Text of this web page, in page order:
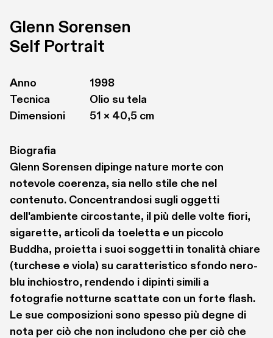
Glenn Sorensen
Self Portrait
Anno
1998
Tecnica
Olio su tela
Dimensioni
51 × 40,5 cm
Biografia
Glenn Sorensen dipinge nature morte con
notevole coerenza, sia nello stile che nel
contenuto. Concentrandosi sugli oggetti
dell'ambiente circostante, il più delle volte fiori,
sigarette, articoli da toeletta e un piccolo
Buddha, proietta i suoi soggetti in tonalità chiare
(turchese e viola) su caratteristico sfondo nero-
blu inchiostro, rendendo i dipinti simili a
fotografie notturne scattate con un forte flash.
Le sue composizioni sono spesso più degne di
nota per ciò che non includono che per ciò che